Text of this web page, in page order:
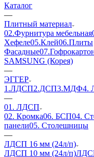
Каталог
—
Плитный материал
02.Фурнитура мебельная
Хефеле05.Клей06.Плиты
Фасадные
SAMSUNG (Корея)
—
ЭГГЕР
1.ЛДСП2.ДСП3.МДФ4.
—
01. ЛДСП
02. Кромка06. БСП04.
панели05. Столешницы
—
ЛДСП 16 мм (24л/п)
ЛДСП 10 мм (24л/п)